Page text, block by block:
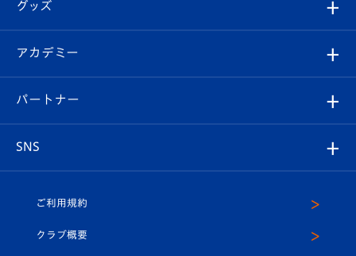
チケット
イベント
メディア
ホームタウン
スタッフプロフィール
マスコット紹介
Revive Team
ヴィヴィくんの長崎おもてなしガイド
フォトギャラリー
スタジアムグルメ
V-LOVERS（ファンクラブ）
プレイヤーズスイート
グッズ
オンラインショップ
店舗情報
アカデミー
育成からのお知らせ
U-18
パートナー
SNS
ヴィヴィくんインスタグラム
ご利用規約
クラブ概要